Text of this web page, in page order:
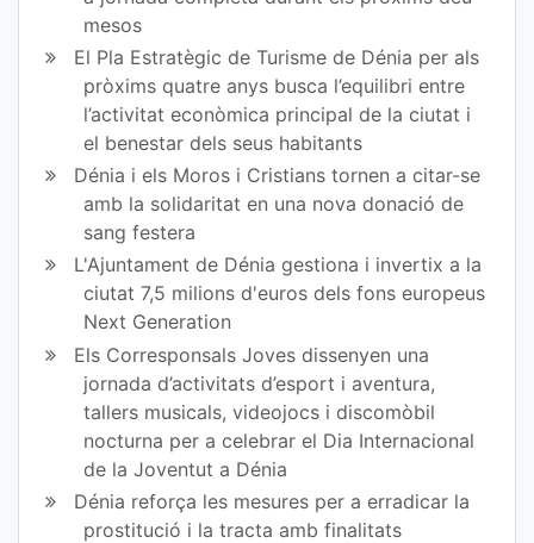
mesos
El Pla Estratègic de Turisme de Dénia per als
pròxims quatre anys busca l’equilibri entre
l’activitat econòmica principal de la ciutat i
el benestar dels seus habitants
Dénia i els Moros i Cristians tornen a citar-se
amb la solidaritat en una nova donació de
sang festera
L'Ajuntament de Dénia gestiona i invertix a la
ciutat 7,5 milions d'euros dels fons europeus
Next Generation
Els Corresponsals Joves dissenyen una
jornada d’activitats d’esport i aventura,
tallers musicals, videojocs i discomòbil
nocturna per a celebrar el Dia Internacional
de la Joventut a Dénia
Dénia reforça les mesures per a erradicar la
prostitució i la tracta amb finalitats